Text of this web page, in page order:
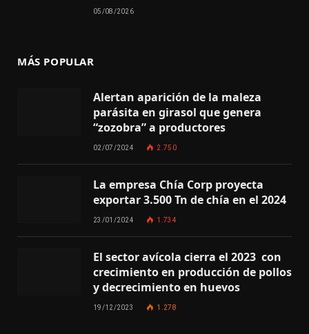
05/08/2026
MÁS POPULAR
Alertan aparición de la maleza
parásita en girasol que genera
“zozobra” a productores
02/07/2024 2.750
La empresa Chía Corp proyecta
exportar 3.500 Tn de chía en el 2024
23/01/2024 1.734
El sector avícola cierra el 2023 con
crecimiento en producción de pollos
y decrecimiento en huevos
19/12/2023 1.278